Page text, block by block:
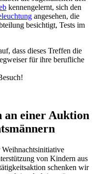
kennengelernt, sich den
angesehen, die
besichtigt, Tests im
dass dieses Treffen die
für ihre berufliche
an einer Auktion
Weihnachtsinitiative
von Kindern aus
schenken wir